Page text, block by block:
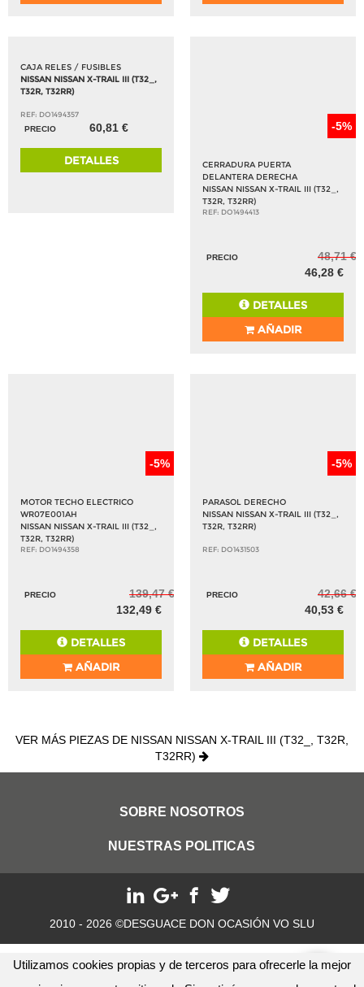
Utilizamos cookies propias y de terceros para ofrecerle la mejor
CAJA RELES / FUSIBLES
NISSAN NISSAN X-TRAIL III (T32_,
T32R, T32RR)
REF: DO1494357
PRECIO
60,81 €
DETALLES
-5%
CERRADURA PUERTA
DELANTERA DERECHA
NISSAN NISSAN X-TRAIL III (T32_,
T32R, T32RR)
REF: DO1494413
PRECIO
48,71 €
46,28 €
DETALLES
AÑADIR
-5%
MOTOR TECHO ELECTRICO
WR07E001AH
NISSAN NISSAN X-TRAIL III (T32_,
T32R, T32RR)
REF: DO1494358
PRECIO
139,47 €
132,49 €
DETALLES
AÑADIR
-5%
PARASOL DERECHO
NISSAN NISSAN X-TRAIL III (T32_,
T32R, T32RR)
REF: DO1431503
PRECIO
42,66 €
40,53 €
DETALLES
AÑADIR
VER MÁS PIEZAS DE NISSAN NISSAN X-TRAIL III (T32_, T32R,
T32RR)
SOBRE NOSOTROS
NUESTRAS POLITICAS
2010 - 2026 ©DESGUACE DON OCASIÓN VO SLU